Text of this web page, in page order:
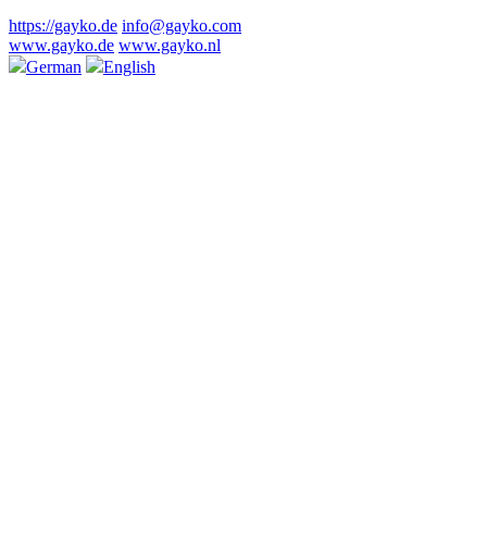
https://gayko.de info@gayko.com
www.gayko.de www.gayko.nl
German
English